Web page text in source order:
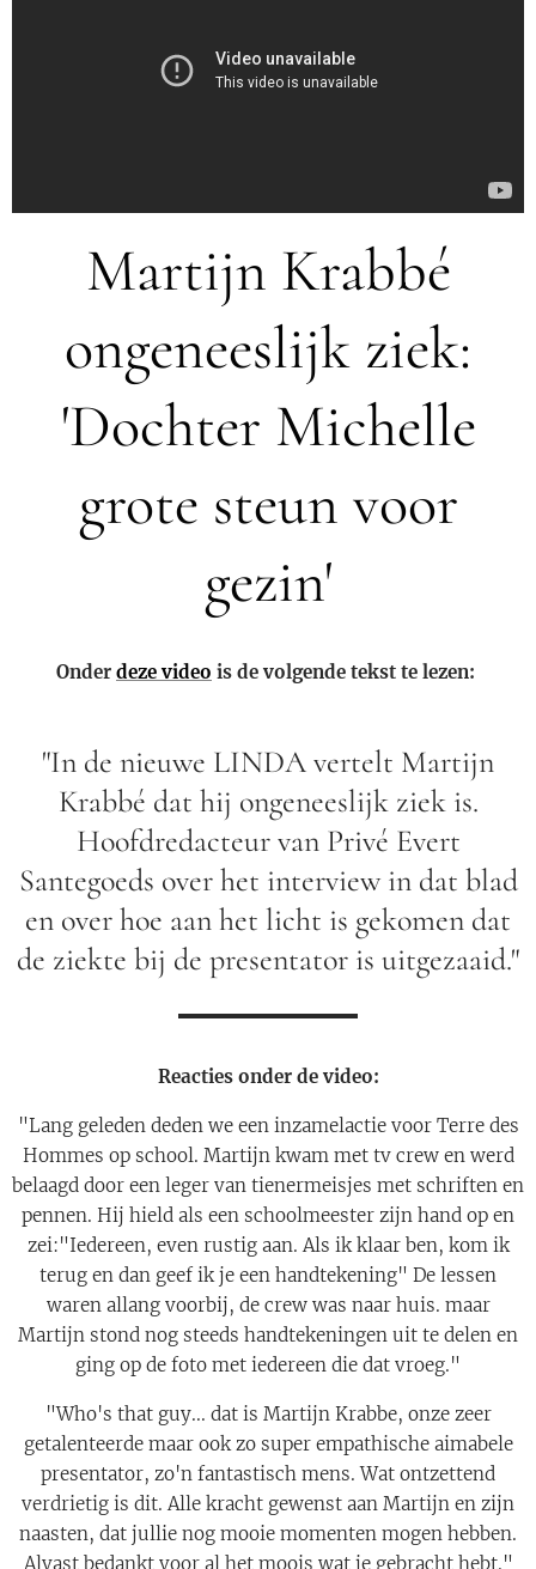
Martijn Krabbé
ongeneeslijk ziek:
'Dochter Michelle
grote steun voor
gezin'
Onder deze video is de volgende tekst te lezen:
"In de nieuwe LINDA vertelt Martijn
Krabbé dat hij ongeneeslijk ziek is.
Hoofdredacteur van Privé Evert
Santegoeds over het interview in dat blad
en over hoe aan het licht is gekomen dat
de ziekte bij de presentator is uitgezaaid."
Reacties onder de video:
"Lang geleden deden we een inzamelactie voor Terre des
Hommes op school. Martijn kwam met tv crew en werd
belaagd door een leger van tienermeisjes met schriften en
pennen. Hij hield als een schoolmeester zijn hand op en
zei:"Iedereen, even rustig aan. Als ik klaar ben, kom ik
terug en dan geef ik je een handtekening" De lessen
waren allang voorbij, de crew was naar huis. maar
Martijn stond nog steeds handtekeningen uit te delen en
ging op de foto met iedereen die dat vroeg."
"Who's that guy... dat is Martijn Krabbe, onze zeer
getalenteerde maar ook zo super empathische aimabele
presentator, zo'n fantastisch mens. Wat ontzettend
verdrietig is dit. Alle kracht gewenst aan Martijn en zijn
naasten, dat jullie nog mooie momenten mogen hebben.
Alvast bedankt voor al het moois wat je gebracht hebt."